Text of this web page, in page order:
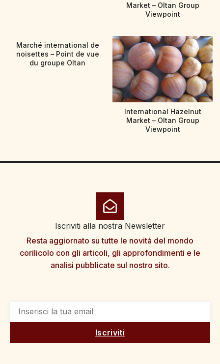
Market – Oltan Group
Viewpoint
Marché international de
noisettes – Point de vue
du groupe Oltan
International Hazelnut
Market – Oltan Group
Viewpoint
Iscriviti alla nostra Newsletter
Resta aggiornato su tutte le novità del mondo
corilicolo con gli articoli, gli approfondimenti e le
analisi pubblicate sul nostro sito.
Iscriviti